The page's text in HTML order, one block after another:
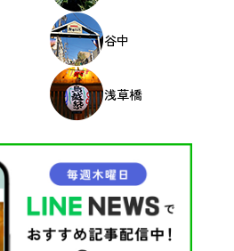
谷中
浅草橋